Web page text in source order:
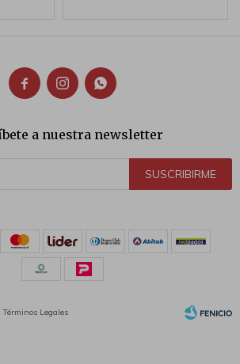
  
a nuestra newsletter
SUSCRIBIRME
Términos Legales